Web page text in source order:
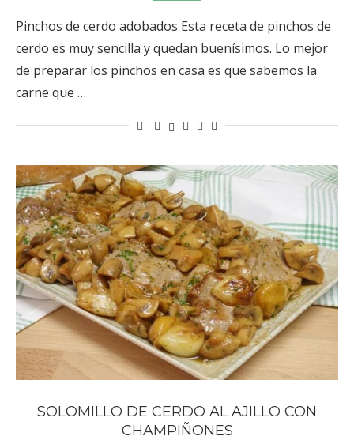
Pinchos de cerdo adobados Esta receta de pinchos de
cerdo es muy sencilla y quedan buenísimos. Lo mejor
de preparar los pinchos en casa es que sabemos la
carne que …
SOLOMILLO DE CERDO AL AJILLO CON
CHAMPIÑONES